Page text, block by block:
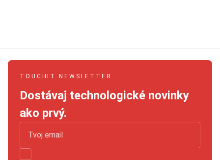
TOUCHIT NEWSLETTER
Dostávaj technologické novinky
ako prvý.